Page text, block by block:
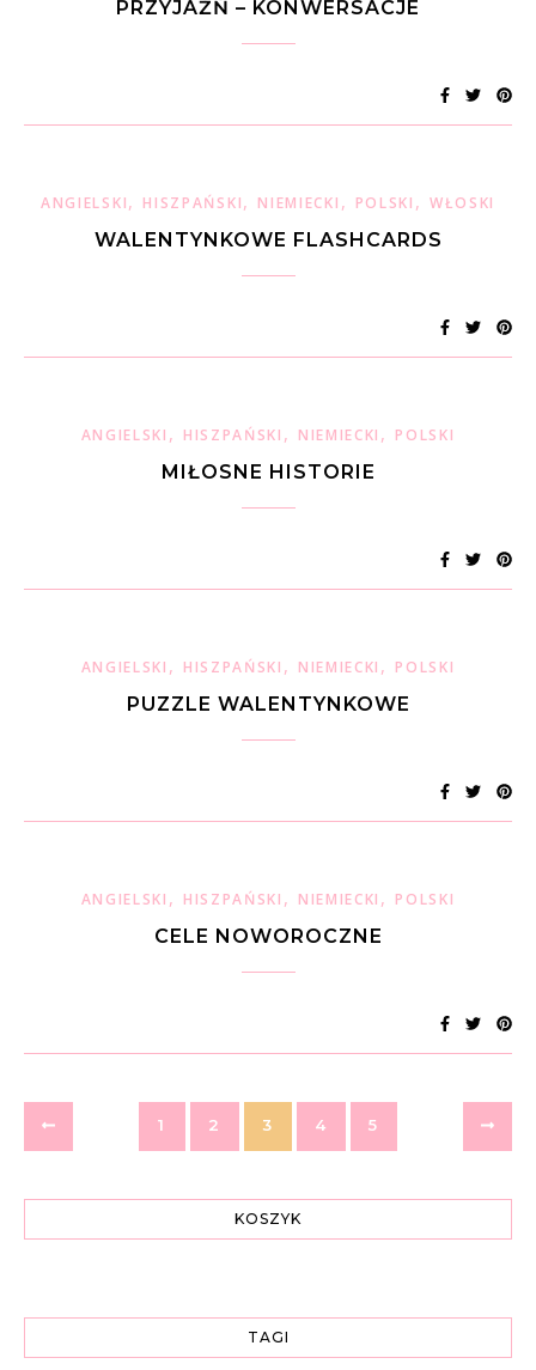
PRZYJAŹŃ – KONWERSACJE
ANGIELSKI, HISZPAŃSKI, NIEMIECKI , POLSKI , WŁOSKI
WALENTYNKOWE FLASHCARDS
ANGIELSKI , HISZPAŃSKI , NIEMIECKI , POLSKI
MIŁOSNE HISTORIE
ANGIELSKI , HISZPAŃSKI , NIEMIECKI , POLSKI
PUZZLE WALENTYNKOWE
ANGIELSKI , HISZPAŃSKI , NIEMIECKI , POLSKI
CELE NOWOROCZNE
1 2 3 4 5
KOSZYK
TAGI